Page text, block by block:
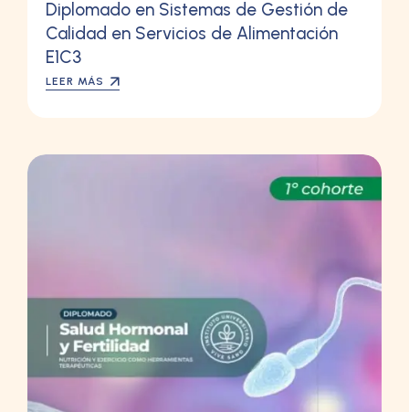
Diplomado en Sistemas de Gestión de
Calidad en Servicios de Alimentación
E1C3
LEER MÁS